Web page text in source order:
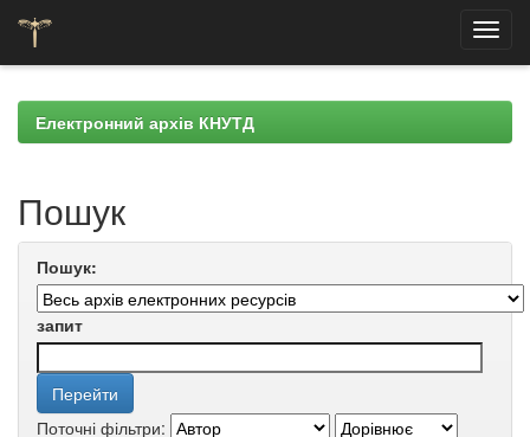
navigationЕлектронний архів КНУТД
Пошук
Пошук:
запит
Поточні фільтри: